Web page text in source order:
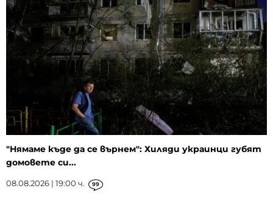
"Нямаме къде да се върнем": Хиляди украинци губят
домовете си...
08.08.2026 | 19:00 ч. 99